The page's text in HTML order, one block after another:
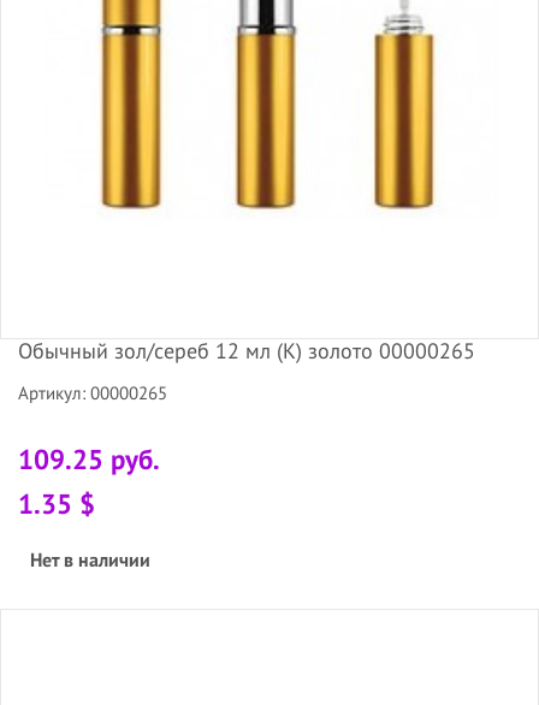
Обычный зол/сереб 12 мл (К) золото 00000265
Артикул: 00000265
109.25 руб.
1.35 $
Нет в наличии